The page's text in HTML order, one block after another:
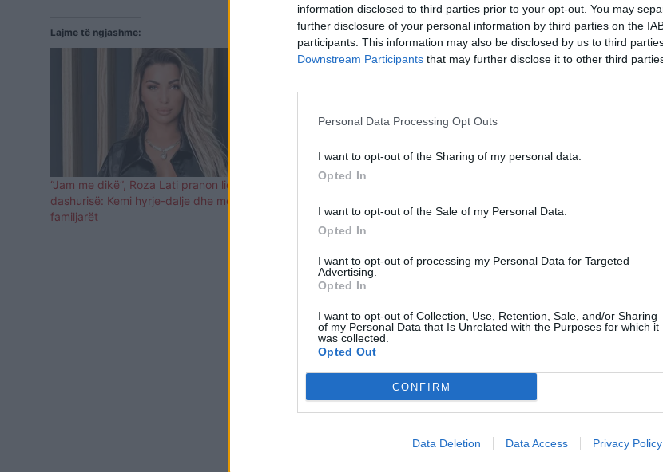
information disclosed to third parties prior to your opt-out. You may
further disclosure of your personal information by third parties on the
participants. This information may also be disclosed by us to third
Downstream Participants that may further disclose it to other third
Personal Data Processing Opt Outs
I want to opt-out of the Sharing of my personal data.
Opted In
I want to opt-out of the Sale of my Personal Data.
Opted In
I want to opt-out of processing my Personal Data for Targeted
Advertising.
Opted In
I want to opt-out of Collection, Use, Retention, Sale, and/or Sharing
of my Personal Data that Is Unrelated with the Purposes for which it
was collected.
Opted Out
CONFIRM
Data Deletion Data Access Privacy Policy
Lajme të ngjashme:
“Jam me dikë”, Roza Lati pranon lidhjen e
dashurisë: Kemi hyrje-dalje dhe me
familjarët
FOTO/ “Dashuria zemër…shëron gjithçka…”
është djali që i ka marrë zemrën?
Islamin: E gjeta në det,